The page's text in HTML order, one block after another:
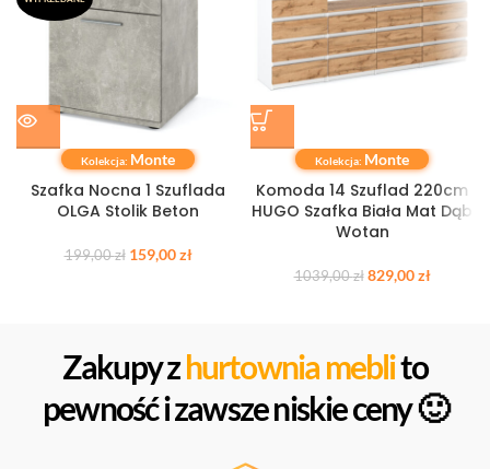
Kolekcja: Monte
Szafka Nocna 1 Szuflada
OLGA Stolik Beton
199,00zł 159,00zł
Kolekcja: Monte
Komoda 14 Szuflad 220cm
HUGO Szafka Biała Mat Dąb
Wotan
1039,00zł 829,00zł
Zakupy zhurtownia meblito
pewność i zawsze niskie ceny 🙂